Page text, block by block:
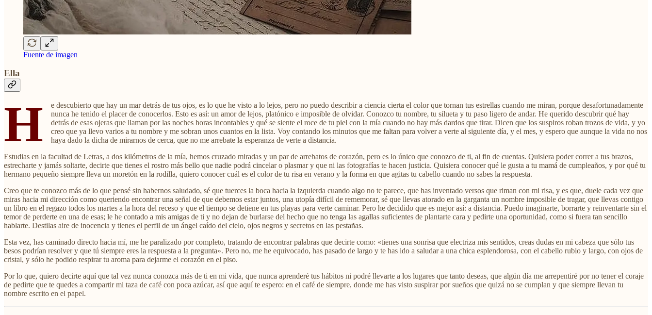
Fuente de imagen
Ella
H
e descubierto que hay un mar detrás de tus ojos, es lo que he visto a lo lejos, pero no puedo describir a ciencia cierta el color que tornan tus estrellas cuando me miran, porque desafortunadamente
nunca he tenido el placer de conocerlos. Esto es así: un amor de lejos, platónico e imposible de olvidar. Conozco tu nombre, tu silueta y tu paso ligero de andar. He querido descubrir qué hay
detrás de esas ojeras que llaman por las noches horas incontables y qué se siente el roce de tu piel con la mía cuando no hay más dardos que tirar. Dicen que los suspiros roban trozos de vida, y yo
creo que ya llevo varios a tu nombre y me sobran unos cuantos en la lista. Voy contando los minutos que me faltan para volver a verte al siguiente día, y el mes, y espero que aunque la vida no nos
haya dado la dicha de mirarnos de cerca, que no me arrebate la esperanza de verte a distancia.
Estudias en la facultad de Letras, a dos kilómetros de la mía, hemos cruzado miradas y un par de arrebatos de corazón, pero es lo único que conozco de ti, al fin de cuentas. Quisiera poder correr a tus brazos,
estrecharte y jamás soltarte, decirte que tienes el rostro más bello que nadie podrá cincelar o plasmar y que ni las fotografías te hacen justicia. Quisiera conocer qué le gusta a tu mamá de cumpleaños, y por qué tu
hermano pequeño siempre lleva un moretón en la rodilla, quiero conocer cuál es el color de tu risa en verano y la forma en que agitas tu cabello cuando no sabes la respuesta.
Creo que te conozco más de lo que pensé sin habernos saludado, sé que tuerces la boca hacia la izquierda cuando algo no te parece, que has inventado versos que riman con mi risa, y es que, duele cada vez que
miras hacia mi dirección como queriendo encontrar una señal de que debemos estar juntos, una utopía difícil de rememorar, sé que llevas atorado en la garganta un nombre imposible de tragar, que llevas contigo
un libro en el regazo todos los martes a la hora del receso y que el tiempo se detiene en tus playas para verte caminar. Pero he decidido que es mejor así: a distancia. Puedo imaginarte, borrarte y reinventarte sin el
temor de perderte en una de esas; le he contado a mis amigas de ti y no dejan de burlarse del hecho que no tenga las agallas suficientes de plantarte cara y pedirte una oportunidad, como si fuera tan sencillo
hablarte. Destilas aire de inocencia y tienes el perfil de un ángel caído del cielo, ojos negros y secretos en las pestañas.
Esta vez, has caminado directo hacia mí, me he paralizado por completo, tratando de encontrar palabras que decirte como: «tienes una sonrisa que electriza mis sentidos, creas dudas en mi cabeza que sólo tus
besos podrían resolver y que tú siempre eres la respuesta a la pregunta». Pero no, me he equivocado, has pasado de largo y te has ido a saludar a una chica esplendorosa, con el cabello rubio y largo, con ojos de
cristal, y sólo he podido respirar tu aroma para dejarme el corazón en el piso.
Por lo que, quiero decirte aquí que tal vez nunca conozca más de ti en mi vida, que nunca aprenderé tus hábitos ni podré llevarte a los lugares que tanto deseas, que algún día me arrepentiré por no tener el coraje
de pedirte que te quedes a compartir mi taza de café con poca azúcar, así que aquí te espero: en el café de siempre, donde me has visto suspirar por sueños que quizá no se cumplan y que siempre llevan tu
nombre escrito en el papel.